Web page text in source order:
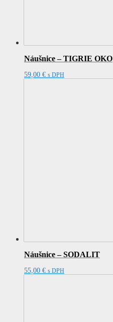
Náušnice – TIGRIE OKO
59,00 € s DPH
Náušnice – SODALIT
55,00 € s DPH